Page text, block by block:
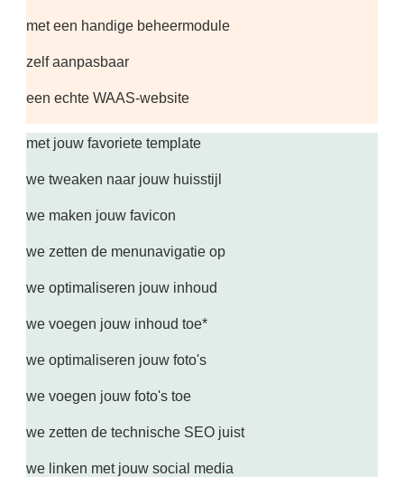
met een handige beheermodule
zelf aanpasbaar
een echte WAAS-website
met jouw favoriete template
we tweaken naar jouw huisstijl
we maken jouw favicon
we zetten de menunavigatie op
we optimaliseren jouw inhoud
we voegen jouw inhoud toe*
we optimaliseren jouw foto's
we voegen jouw foto's toe
we zetten de technische SEO juist
we linken met jouw social media